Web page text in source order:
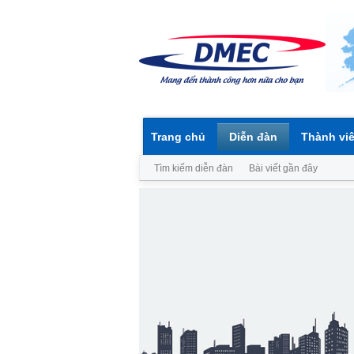
Trang chủ Diễn đàn
Tìm kiếm diễn đàn Bài viết gần đây
Thành